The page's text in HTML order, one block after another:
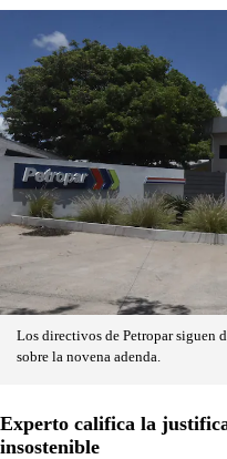
Los directivos de Petropar siguen
sobre la novena adenda.
Experto califica la
insostenible